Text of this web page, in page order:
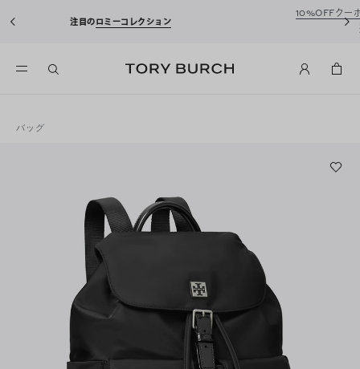
新規アカウント登録*で、
込)以上のお買い物にご利用いただけます。
バッグ